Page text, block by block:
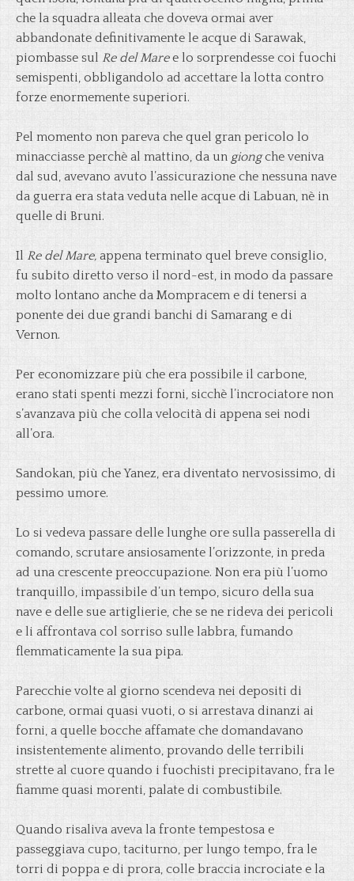
che la squadra alleata che doveva ormai aver
abbandonate definitivamente le acque di Sarawak,
piombasse sul Re del Maree lo sorprendesse coi fuochi
semispenti, obbligandolo ad accettare la lotta contro
forze enormemente superiori.
Pel momento non pareva che quel gran pericolo lo
minacciasse perchè al mattino, da un giongche veniva
dal sud, avevano avuto l’assicurazione che nessuna nave
da guerra era stata veduta nelle acque di Labuan, nè in
quelle di Bruni.
Il Re del Mare, appena terminato quel breve consiglio,
fu subito diretto verso il nord-est, in modo da passare
molto lontano anche da Mompracem e di tenersi a
ponente dei due grandi banchi di Samarang e di
Vernon.
Per economizzare più che era possibile il carbone,
erano stati spenti mezzi forni, sicchè l’incrociatore non
s’avanzava più che colla velocità di appena sei nodi
all’ora.
Sandokan, più che Yanez, era diventato nervosissimo, di
pessimo umore.
Lo si vedeva passare delle lunghe ore sulla passerella di
comando, scrutare ansiosamente l’orizzonte, in preda
ad una crescente preoccupazione. Non era più l’uomo
tranquillo, impassibile d’un tempo, sicuro della sua
nave e delle sue artiglierie, che se ne rideva dei pericoli
e li affrontava col sorriso sulle labbra, fumando
flemmaticamente la sua pipa.
Parecchie volte al giorno scendeva nei depositi di
carbone, ormai quasi vuoti, o si arrestava dinanzi ai
forni, a quelle bocche affamate che domandavano
insistentemente alimento, provando delle terribili
strette al cuore quando i fuochisti precipitavano, fra le
fiamme quasi morenti, palate di combustibile.
Quando risaliva aveva la fronte tempestosa e
passeggiava cupo, taciturno, per lungo tempo, fra le
torri di poppa e di prora, colle braccia incrociate e la